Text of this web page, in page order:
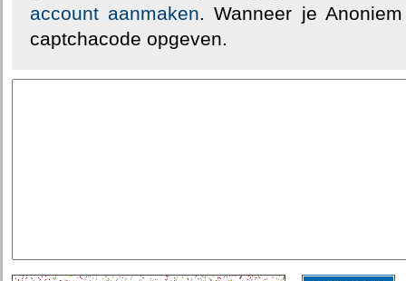
account aanmaken. Wanneer je
captchacode opgeven.